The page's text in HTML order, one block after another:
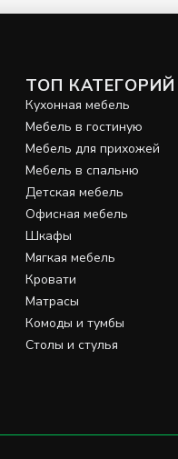
ТОП КАТЕГОРИЙ
Кухонная мебель
Мебель в гостиную
Мебель для прихожей
Мебель в спальню
Детская мебель
Офисная мебель
Шкафы
Мягкая мебель
Кровати
Матрасы
Комоды и тумбы
Столы и стулья